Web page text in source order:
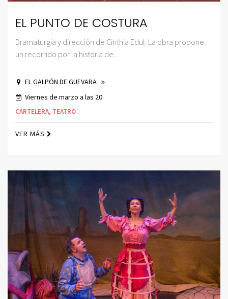
EL PUNTO DE COSTURA
Dramaturgia y dirección de Cinthia Edul. La obra propone
un recorrido por la historia de...
EL GALPÓN DE GUEVARA
Viernes de marzo a las 20
CARTELERA, TEATRO
VER MÁS